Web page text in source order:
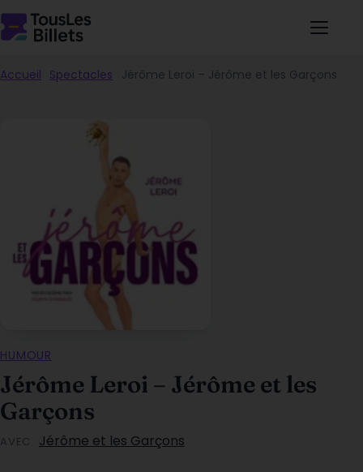
Accueil Spectacles Jérôme Leroi – Jérôme et les Garçons
HUMOUR
Jérôme Leroi – Jérôme et les
Garçons
AVEC Jérôme et les Garçons